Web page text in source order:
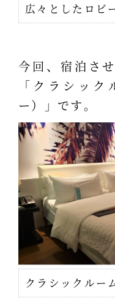
広々としたロビ
今回、宿泊さ
「クラシッ
ー）」です。
クラシックルー